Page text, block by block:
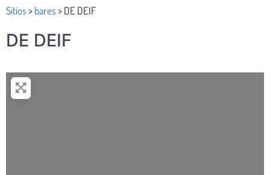
Sitios >bares >DE DEIF
DE DEIF